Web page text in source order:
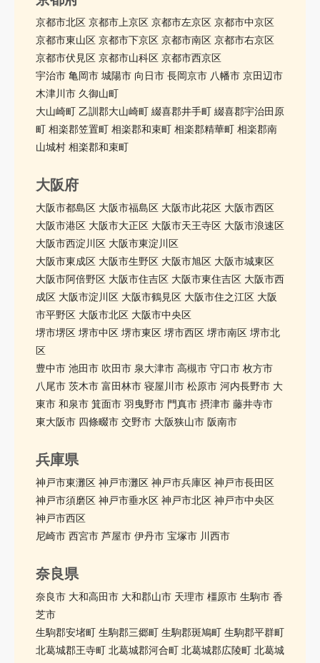
京都市北区 京都市上京区 京都市左京区 京都市中京区
京都市東山区 京都市下京区 京都市南区 京都市右京区
京都市伏見区 京都市山科区 京都市西京区
宇治市 亀岡市 城陽市 向日市 長岡京市 八幡市 京田辺市
木津川市 久御山町
大山崎町 乙訓郡大山崎町 綴喜郡井手町 綴喜郡宇治田原
町 相楽郡笠置町 相楽郡和束町 相楽郡精華町 相楽郡南
山城村 相楽郡和束町
大阪府
大阪市都島区 大阪市福島区 大阪市此花区 大阪市西区
大阪市港区 大阪市大正区 大阪市天王寺区 大阪市浪速区
大阪市西淀川区 大阪市東淀川区
大阪市東成区 大阪市生野区 大阪市旭区 大阪市城東区
大阪市阿倍野区 大阪市住吉区 大阪市東住吉区 大阪市西
成区 大阪市淀川区 大阪市鶴見区 大阪市住之江区 大阪
市平野区 大阪市北区 大阪市中央区
堺市堺区 堺市中区 堺市東区 堺市西区 堺市南区 堺市北
区
豊中市 池田市 吹田市 泉大津市 高槻市 守口市 枚方市
八尾市 茨木市 富田林市 寝屋川市 松原市 河内長野市 大
東市 和泉市 箕面市 羽曳野市 門真市 摂津市 藤井寺市
東大阪市 四條畷市 交野市 大阪狭山市 阪南市
兵庫県
神戸市東灘区 神戸市灘区 神戸市兵庫区 神戸市長田区
神戸市須磨区 神戸市垂水区 神戸市北区 神戸市中央区
神戸市西区
尼崎市 西宮市 芦屋市 伊丹市 宝塚市 川西市
奈良県
奈良市 大和高田市 大和郡山市 天理市 橿原市 生駒市 香
芝市
生駒郡安堵町 生駒郡三郷町 生駒郡斑鳩町 生駒郡平群町
北葛城郡王寺町 北葛城郡河合町 北葛城郡広陵町 北葛城